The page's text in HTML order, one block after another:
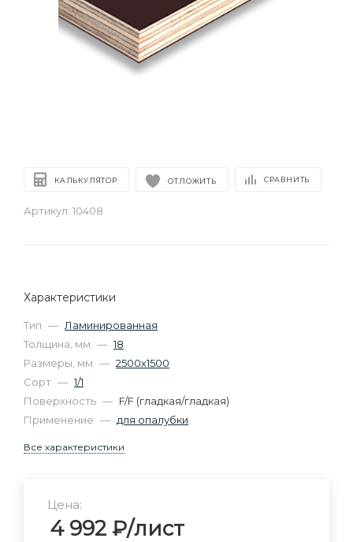
КАЛЬКУЛЯТОР ОТЛОЖИТЬ СРАВНИТЬ
Артикул: 10408
Характеристики
Тип — Ламинированная
Толщина, мм — 18
Размеры, мм — 2500х1500
Сорт — 1/1
Поверхность — F/F (гладкая/гладкая)
Применение — для опалубки
Все характеристики
Цена:
4 992 ₽/лист